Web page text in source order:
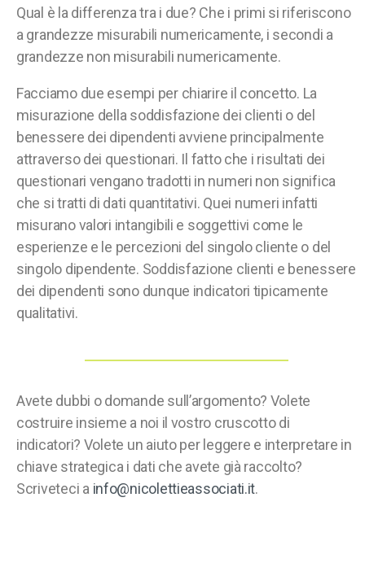
Qual è la differenza tra i due? Che i primi si riferiscono
a grandezze misurabili numericamente, i secondi a
grandezze non misurabili numericamente.
Facciamo due esempi per chiarire il concetto. La
misurazione della soddisfazione dei clienti o del
benessere dei dipendenti avviene principalmente
attraverso dei questionari. Il fatto che i risultati dei
questionari vengano tradotti in numeri non significa
che si tratti di dati quantitativi. Quei numeri infatti
misurano valori intangibili e soggettivi come le
esperienze e le percezioni del singolo cliente o del
singolo dipendente. Soddisfazione clienti e benessere
dei dipendenti sono dunque indicatori tipicamente
qualitativi.
Avete dubbi o domande sull’argomento? Volete
costruire insieme a noi il vostro cruscotto di
indicatori? Volete un aiuto per leggere e interpretare in
chiave strategica i dati che avete già raccolto?
Scriveteci a info@nicolettieassociati.it.